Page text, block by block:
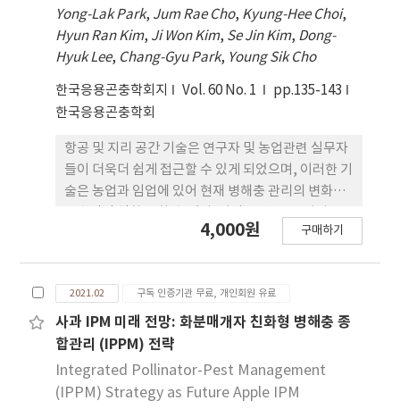
조생종 ‘홍로’에서는 머리뿔가위벌보다 기상환경
에 영향을 적게받는 뒤영벌과 같은 화분매개곤충을
사용하는 것이 권장되며, 만생종 ‘후지’에서는 머
구는 사과 재배 농가에게 사과의 안정적인 생산을 위
한 중요한 정보로 사용될 수 있다. 아울러 기후변화에
인하여 머리뿔가위벌의 화분매개활동이나 증식률이
변할 수 있다는 결론은 식생과 곤충상에 변화에 대한
근거로 활용할 수 있을 것이다.
Yong-Lak Park, Jum Rae Cho, Kyung-Hee Choi,
Hyun Ran Kim, Ji Won Kim, Se Jin Kim, Dong-
Hyuk Lee, Chang-Gyu Park, Young Sik Cho
한국응용곤충학회지 Vol. 60 No. 1
pp.135-143
한국응용곤충학회
항공 및 지리 공간 기술은 연구자 및 농업관련 실무자
들이 더욱더 쉽게 접근할 수 있게 되었으며, 이러한 기
술은 농업과 임업에 있어 현재 병해충 관리의 변화에
무인항공기, 스펙트럼 센서들, 정보 시스템 및 자동화
데이터 기반한 인공 지능과 함께 항공 및 지리 정보 기
술의 가용 함에도 불구하고 이러한 기술을 사과 IPM
에 적용하는 것은 아직 실현되지 않았다. 본 논문은 사
과연구소에서 수행한 사례 연구를 통해 사과 IPM 개
선에 활용할 수 있는 항공 및 지리 정보기술의 발전과
4,000원 구매하기
2021.02 구독 인증기관 무료, 개인회원 유료
사과 IPM 미래 전망: 화분매개자 친화형 병해충 종
합관리 (IPPM) 전략
Integrated Pollinator-Pest Management
(IPPM) Strategy as Future Apple IPM